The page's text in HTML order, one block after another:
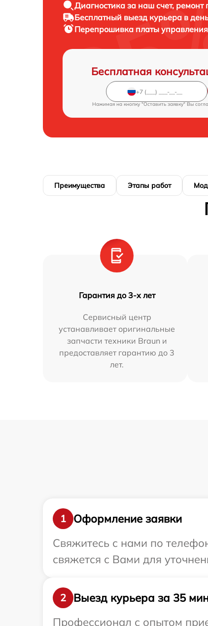
Диагностика за наш счет, ремонт
Бесплатный выезд курьера в
Перепрошивка платы
Бесплатная
Нажимая на кнопку "Оставить заявку" Вы
Преимущества Этапы работ
Гарантия до 3-х лет
Сервисный центр
устанавливает оригинальные
запчасти техники Braun и
предоставляет гарантию до 3
лет.
1
Оформление заявки
Свяжитесь с нами по
свяжется с Вами для
2
Выезд курьера за 35
Профессионал с опытом